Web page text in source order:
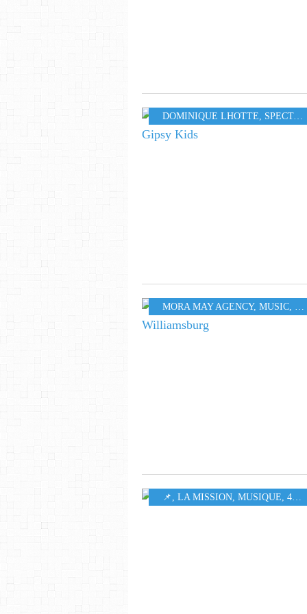
DOMINIQUE LHOTTE, SPECTACLE MUSICAL
MORA MAY AGENCY, MUSIC, 442
​​​​​​​📌 , LA MISSION, MUSIQUE, 442